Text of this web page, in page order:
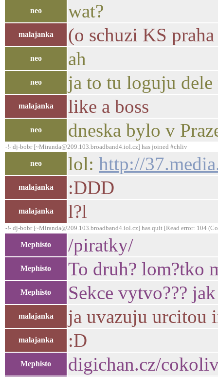
neo wat?
malajanka (o schuzi KS
neo ah
neo ja to tu loguju
malajanka like a boss
neo dneska bylo v
-!- dj-bobr [~Miranda@209.103.broadband4.iol.cz] has joined #chliv
neo lol: http://
malajanka :DDD
malajanka l?l
-!- dj-bobr [~Miranda@209.103.broadband4.iol.cz] has quit [Read error: 104
Mephisto /piratky/
Mephisto To druh? lom?tko
Mephisto Sekce vytvo???
malajanka ja uvazuju urcitou
malajanka :D
Mephisto digichan.cz/